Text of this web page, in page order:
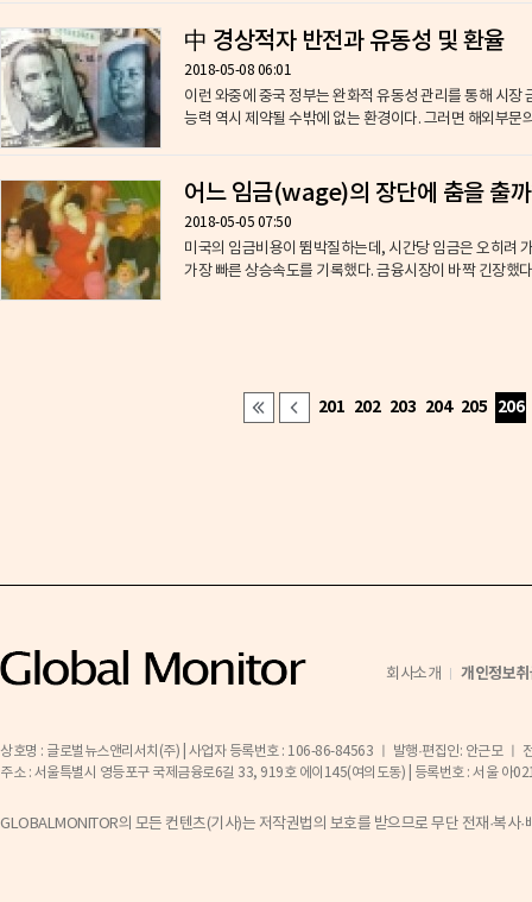
中 경상적자 반전과 유동성 및 환율
2018-05-08 06:01
이런 와중에 중국 정부는 완화적 유동성 관리를 통해 시
능력 역시 제약될 수밖에 없는 환경이다. 그러면 해외부문
어느 임금(wage)의 장단에 춤을 출
2018-05-05 07:50
미국의 임금비용이 뜀박질하는데, 시간당 임금은 오히려
가장 빠른 상승속도를 기록했다. 금융시장이 바짝 긴장했
201 202 203 204 205 206
회사소개 개인정보
상호명 : 글로벌뉴스앤리서치(주) | 사업자 등록번호 : 106-86-84563 ㅣ 발행·편집인: 안근모 ㅣ
주소 : 서울특별시 영등포구 국제금융로6길 33, 919호 에이145(여의도동) | 등록번호 : 서울
GLOBALMONITOR의 모든 컨텐츠(기사)는 저작권법의 보호를 받으므로 무단 전재·복사·